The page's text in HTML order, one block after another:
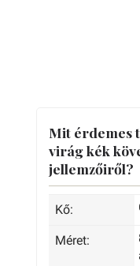
Mit érdemes
virág kék
jellemzőiről?
Kő:
Méret: